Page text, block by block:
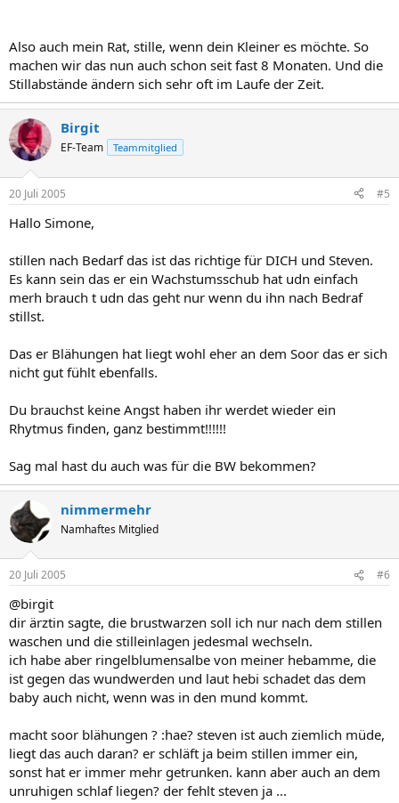
Also auch mein Rat, stille, wenn dein Kleiner es möchte. So
machen wir das nun auch schon seit fast 8 Monaten. Und die
Stillabstände ändern sich sehr oft im Laufe der Zeit.
Birgit
EF-Team Teammitglied
20 Juli 2005 #5
Hallo Simone,
stillen nach Bedarf das ist das richtige für DICH und Steven.
Es kann sein das er ein Wachstumsschub hat udn einfach
merh brauch t udn das geht nur wenn du ihn nach Bedraf
stillst.
Das er Blähungen hat liegt wohl eher an dem Soor das er sich
nicht gut fühlt ebenfalls.
Du brauchst keine Angst haben ihr werdet wieder ein
Rhytmus finden, ganz bestimmt!!!!!!
Sag mal hast du auch was für die BW bekommen?
nimmermehr
Namhaftes Mitglied
20 Juli 2005 #6
@birgit
dir ärztin sagte, die brustwarzen soll ich nur nach dem stillen
waschen und die stilleinlagen jedesmal wechseln.
ich habe aber ringelblumensalbe von meiner hebamme, die
ist gegen das wundwerden und laut hebi schadet das dem
baby auch nicht, wenn was in den mund kommt.
macht soor blähungen ? :hae? steven ist auch ziemlich müde,
liegt das auch daran? er schläft ja beim stillen immer ein,
sonst hat er immer mehr getrunken. kann aber auch an dem
unruhigen schlaf liegen? der fehlt steven ja ...